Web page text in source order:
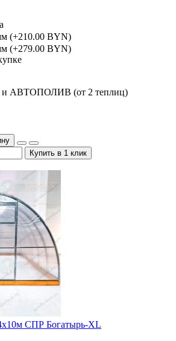
(+210.00 BYN)
(+279.00 BYN)
АВТОПОЛИВ (от 2 теплиц)
Купить в 1 клик
СПР Богатырь-XL